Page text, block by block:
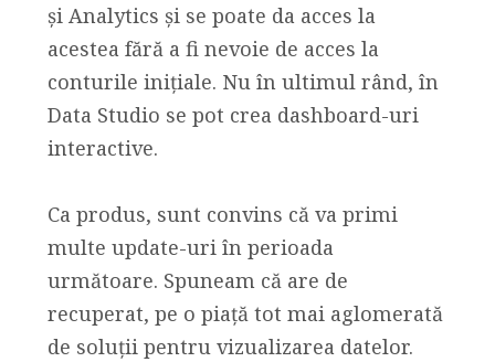
și Analytics și se poate da acces la
acestea fără a fi nevoie de acces la
conturile inițiale. Nu în ultimul rând, în
Data Studio se pot crea dashboard-uri
interactive.
Ca produs, sunt convins că va primi
multe update-uri în perioada
următoare. Spuneam că are de
recuperat, pe o piață tot mai aglomerată
de soluții pentru vizualizarea datelor.